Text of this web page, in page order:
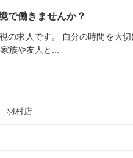
で働きませんか？
の求人です。 自分の時間を大
族や友人と...
羽村店